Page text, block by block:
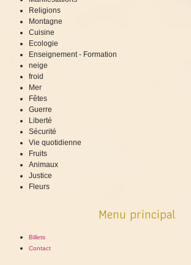
Religions
Montagne
Cuisine
Ecologie
Enseignement - Formation
neige
froid
Mer
Fêtes
Guerre
Liberté
Sécurité
Vie quotidienne
Fruits
Animaux
Justice
Fleurs
Menu principal
Billets
Contact